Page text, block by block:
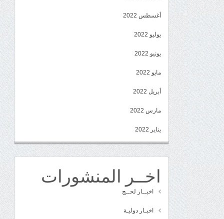
أغسطس 2022
يوليو 2022
يونيو 2022
مايو 2022
أبريل 2022
مارس 2022
يناير 2022
اخــر المنشورات
اخبــار لحــج
اخبـار دوليـة